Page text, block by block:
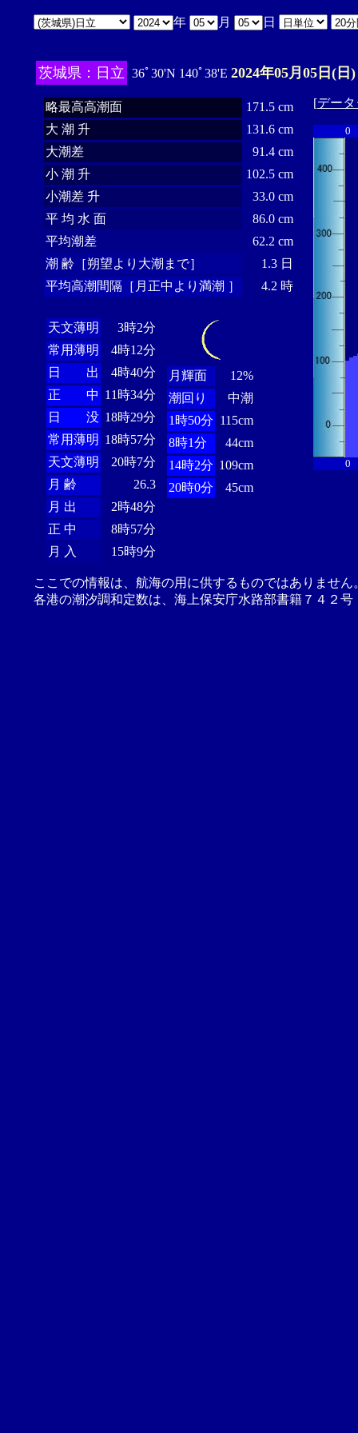
年 月 日
茨城県：日立 36ﾟ30'N 140ﾟ38'E 2024年05月05日(日)
略最高高潮面
171.5 cm
大 潮 升
131.6 cm
大潮差
91.4 cm
小 潮 升
102.5 cm
小潮差 升
33.0 cm
平 均 水 面
86.0 cm
平均潮差
62.2 cm
潮 齢［朔望より大潮まで］
1.3 日
平均高潮間隔［月正中より満潮 ］
4.2 時
天文薄明
3時2分
常用薄明
4時12分
日 出
4時40分
正 中 11時34分
日 没 18時29分
常用薄明 18時57分
天文薄明
20時7分
月 齢
26.3
月 出
2時48分
正 中
8時57分
月 入
15時9分
月輝面
12%
潮回り
中潮
1時50分 115cm
8時1分
44cm
14時2分 109cm
20時0分
45cm
[デー
0
0
ここでの情報は、航海の用に供するものではありませ
各港の潮汐調和定数は、海上保安庁水路部書籍７４２